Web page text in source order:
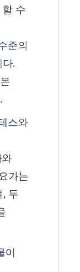
할 수
준의
다.
스와
와
가는
, 두